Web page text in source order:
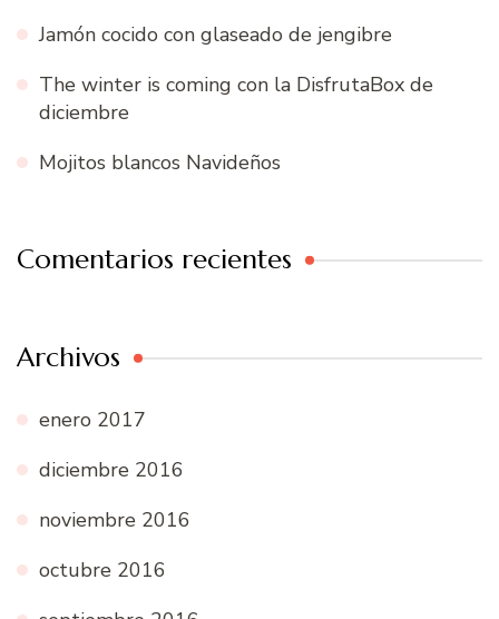
Jamón cocido con glaseado de jengibre
The winter is coming con la DisfrutaBox de
diciembre
Mojitos blancos Navideños
Comentarios recientes
Archivos
enero 2017
diciembre 2016
noviembre 2016
octubre 2016